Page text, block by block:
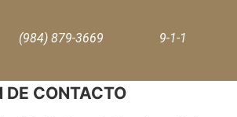
(984) 879-3669 9-1-1
DE CONTACTO